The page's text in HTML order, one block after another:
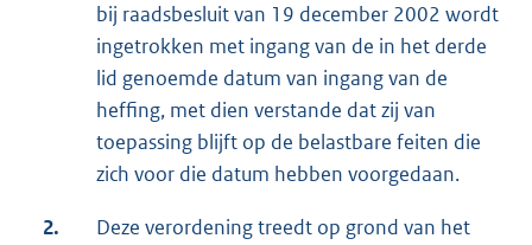
bij raadsbesluit van 19 december 2002 wordt
ingetrokken met ingang van de in het derde
lid genoemde datum van ingang van de
heffing, met dien verstande dat zij van
toepassing blijft op de belastbare feiten die
zich voor die datum hebben voorgedaan.
2.
Deze verordening treedt op grond van het